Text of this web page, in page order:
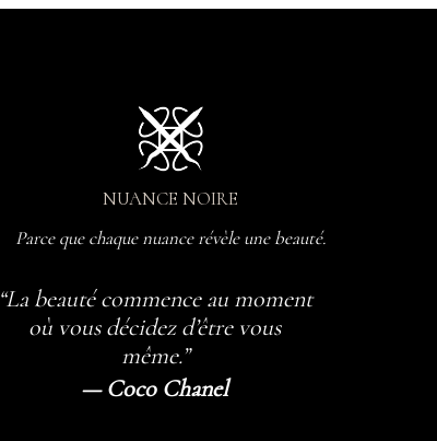
NUANCE NOIRE
Parce que chaque nuance révèle une beauté.
“La beauté commence au moment
où vous décidez d’être vous
même.”
— Coco Chanel